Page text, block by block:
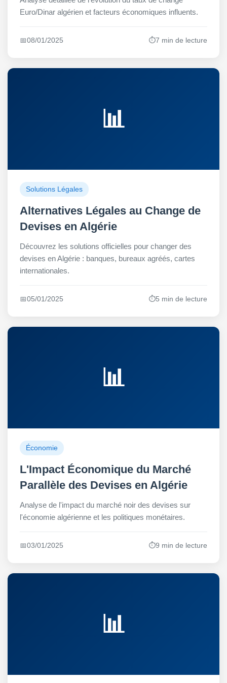
Euro/Dinar algérien et facteurs économiques influents.
📅08/01/2025 ⏱️7 min de lecture
📊
Solutions Légales
Alternatives Légales au Change de
Devises en Algérie
Découvrez les solutions officielles pour changer des
devises en Algérie : banques, bureaux agréés, cartes
internationales.
📅05/01/2025 ⏱️5 min de lecture
📊
Économie
L'Impact Économique du Marché
Parallèle des Devises en Algérie
Analyse de l'impact du marché noir des devises sur
l'économie algérienne et les politiques monétaires.
📅03/01/2025 ⏱️9 min de lecture
📊